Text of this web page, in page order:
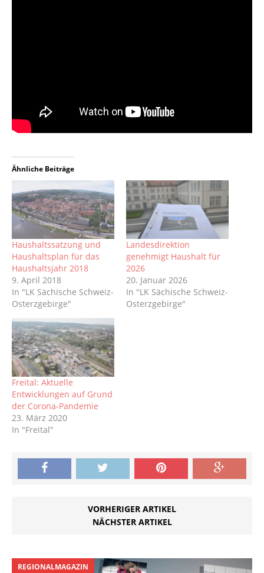
Ähnliche Beiträge
Haushaltssatzung und
Haushaltsplan für das
Haushaltsjahr 2018
9. April 2018
In "LK Sächische Schweiz-
Osterzgebirge"
Landesdirektion
genehmigt Haushalt für
2026
20. Januar 2026
In "LK Sächische Schweiz-
Osterzgebirge"
Freital: Aktuelle
Entwicklungen auf Grund
der Corona-Pandemie
23. März 2020
In "Freital"
VORHERIGER ARTIKEL
NÄCHSTER ARTIKEL
REGIONALMAGAZIN